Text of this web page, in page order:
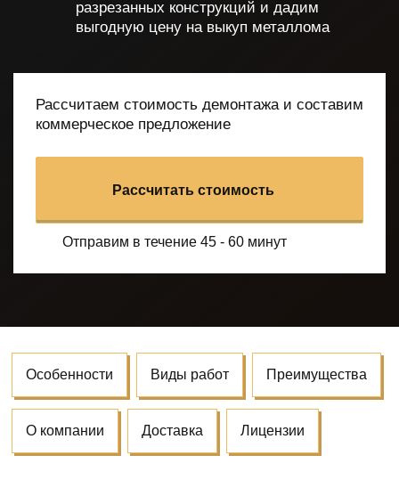
разрезанных конструкций и дадим
выгодную цену на выкуп металлома
Рассчитаем стоимость демонтажа и составим
коммерческое предложение
Рассчитать стоимость
Отправим в течение 45 - 60 минут
Особенности Виды работ Преимущества
О компании Доставка Лицензии